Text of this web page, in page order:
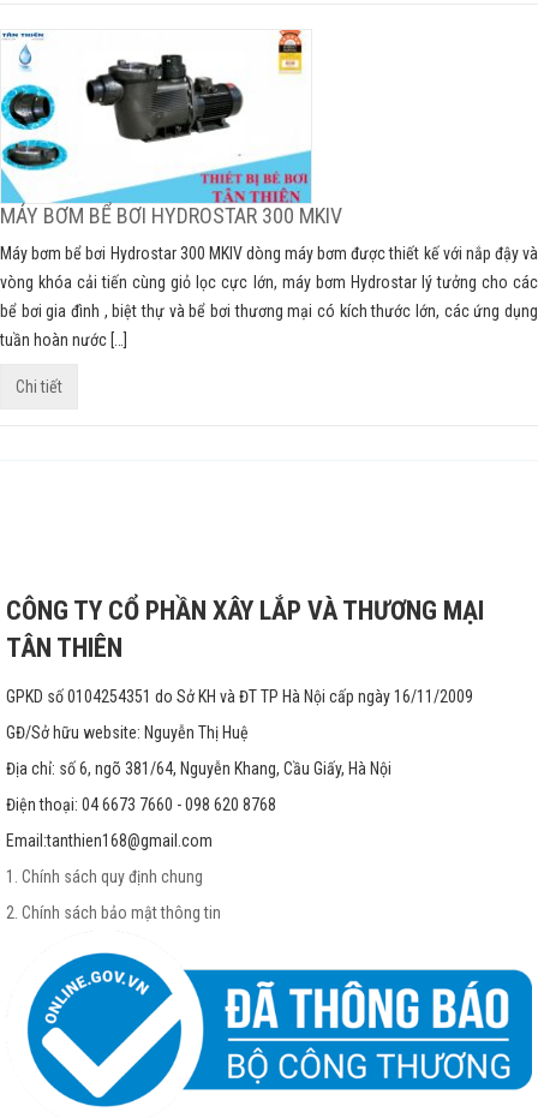
MÁY BƠM BỂ BƠI HYDROSTAR 300 MKIV
Máy bơm bể bơi Hydrostar 300 MKIV dòng máy bơm được thiết kế với nắp đậy và
vòng khóa cải tiến cùng giỏ lọc cực lớn, máy bơm Hydrostar lý tưởng cho các
bể bơi gia đình , biệt thự và bể bơi thương mại có kích thước lớn, các ứng dụng
tuần hoàn nước […]
Chi tiết
CÔNG TY CỔ PHẦN XÂY LẮP VÀ THƯƠNG MẠI
TÂN THIÊN
GPKD số 0104254351 do Sở KH và ĐT TP Hà Nội cấp ngày 16/11/2009
GĐ/Sở hữu website: Nguyễn Thị Huệ
Địa chỉ: số 6, ngõ 381/64, Nguyễn Khang, Cầu Giấy, Hà Nội
Điện thoại: 04 6673 7660 - 098 620 8768
Email:tanthien168@gmail.com
1. Chính sách quy định chung
2. Chính sách bảo mật thông tin